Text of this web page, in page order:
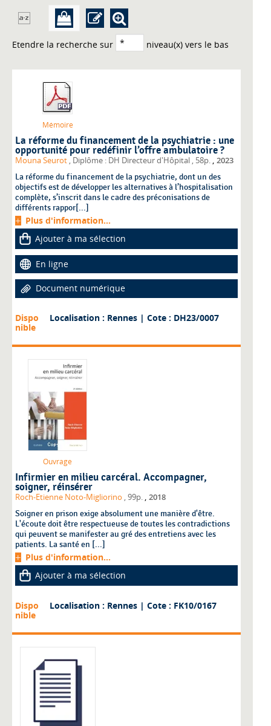
Etendre la recherche sur niveau(x) vers le bas
Mémoire
La réforme du financement de la psychiatrie : une
opportunité pour redéfinir l’offre ambulatoire ?
Mouna Seurot , Diplôme : DH Directeur d'Hôpital , 58p. , 2023
La réforme du financement de la psychiatrie, dont un des
objectifs est de développer les alternatives à l’hospitalisation
complète, s’inscrit dans le cadre des préconisations de
différents rappor[...]
Plus d'information...
Ajouter à ma sélection
En ligne
Document numérique
Dispo
nible
Localisation : Rennes | Cote : DH23/0007
Ouvrage
Infirmier en milieu carcéral. Accompagner,
soigner, réinsérer
Roch-Etienne Noto-Migliorino , 99p. 2018
Soigner en prison exige absolument une manière d'être.
L'écoute doit être respectueuse de toutes les contradictions
qui peuvent se manifester au gré des entretiens avec les
patients. La santé en [...]
Plus d'information...
Ajouter à ma sélection
Dispo
nible
Localisation : Rennes | Cote : FK10/0167